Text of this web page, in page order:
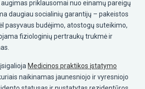
priklausomai nuo einamų pareigų
daugiau socialinių garantijų – pakeistos
pasyvaus budėjimo, atostogų suteikimo,
fiziologinių pertraukų trukmė ir
Medicinos praktikos įstatymo
naikinamas jaunesniojo ir vyresniojo